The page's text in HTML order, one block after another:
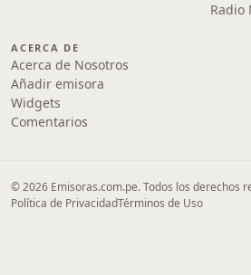
Radio
ACERCA DE
Acerca de Nosotros
Añadir emisora
Widgets
Comentarios
© 2026 Emisoras.com.pe. Todos los derechos
Política de PrivacidadTérminos de Uso